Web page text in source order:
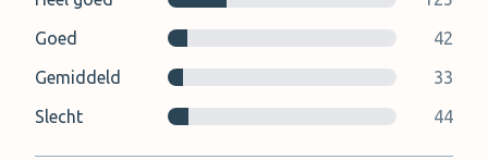
Goed
42
Gemiddeld
33
Slecht
44